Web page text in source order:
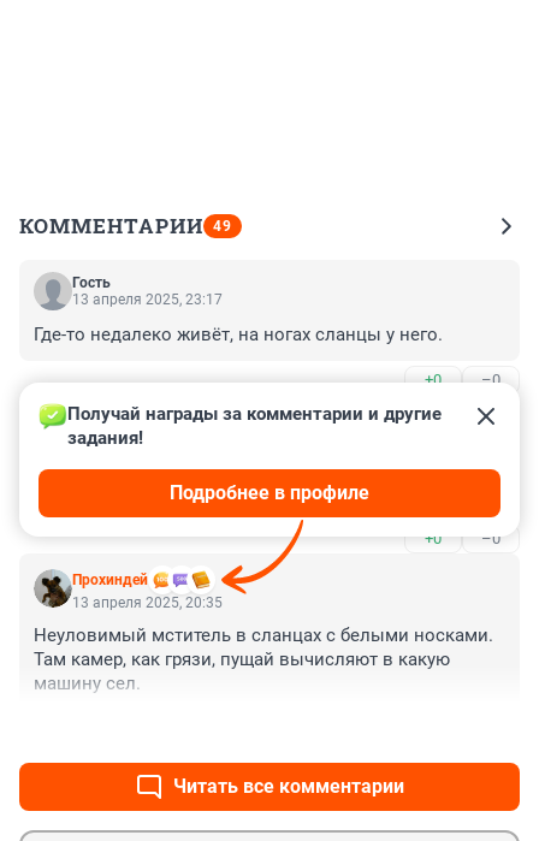
КОММЕНТАРИИ 49
Гость
13 апреля 2025, 23:17
Где-то недалеко живёт, на ногах сланцы у него.
+0 –0
Гость
13 апреля 2025, 22:52
А что ему хотят предложить 2ю попытку? Лучше бы
самокатчика который в машину въехал искали
+0 –0
Прохиндей
Получай награды за комментарии и другие
задания!
Подробнее в профиле
13 апреля 2025, 20:35
Неуловимый мститель в сланцах с белыми носками.
Там камер, как грязи, пущай вычисляют в какую
машину сел.
Читать все комментарии